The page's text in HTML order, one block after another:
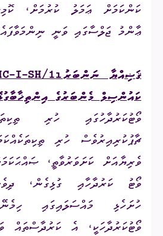
ޢާންމު ޖަލްސާގައި ވަނީ
ޤަޟިއްޔާ ނަންބަރުI-SH/1
ކައުންސިލް މެންބަރުގެ
ވޯޓުކަރުދާހުގައި ހުރި
ޗާޕުކުރިއިރުވެސް ހުރި
ވޯޓު ކަރުދާހާއި ގުޅިގެން،
ވޯޓުކަރުދާހަކީ، އެ ކަރުދާސްތައް